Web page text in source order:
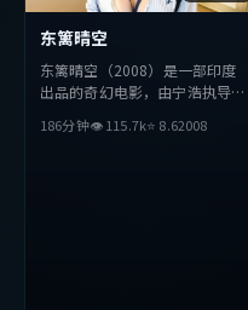
东篱晴空
东篱晴空（2008）是一部印度
出品的奇幻电影，由宁浩执导，
丽颖等主演。影片在叙事与视听
186分钟👁115.7k⭐ 8.62008